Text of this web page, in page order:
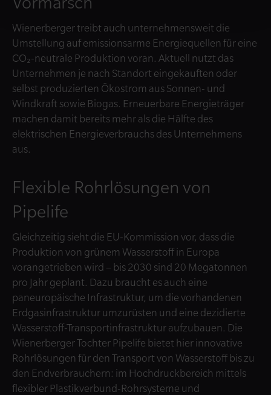
Wienerberger treibt auch unternehmensweit die
Umstellung auf emissionsarme Energiequellen für eine
CO₂-neutrale Produktion voran. Aktuell nutzt das
Unternehmen je nach Standort eingekauften oder
selbst produzierten Ökostrom aus Sonnen- und
Windkraft sowie Biogas. Erneuerbare Energieträger
machen damit bereits mehr als die Hälfte des
elektrischen Energieverbrauchs des Unternehmens
aus.
Flexible Rohrlösungen von
Pipelife
Gleichzeitig sieht die EU-Kommission vor, dass die
Produktion von grünem Wasserstoff in Europa
vorangetrieben wird – bis 2030 sind 20 Megatonnen
pro Jahr geplant. Dazu braucht es auch eine
paneuropäische Infrastruktur, um die vorhandenen
Erdgasinfrastruktur umzurüsten und eine dezidierte
Wasserstoff-Transportinfrastruktur aufzubauen. Die
Wienerberger Tochter Pipelife bietet hier innovative
Rohrlösungen für den Transport von Wasserstoff bis zu
den Endverbrauchern: im Hochdruckbereich mittels
flexibler Plastikverbund-Rohrsysteme und